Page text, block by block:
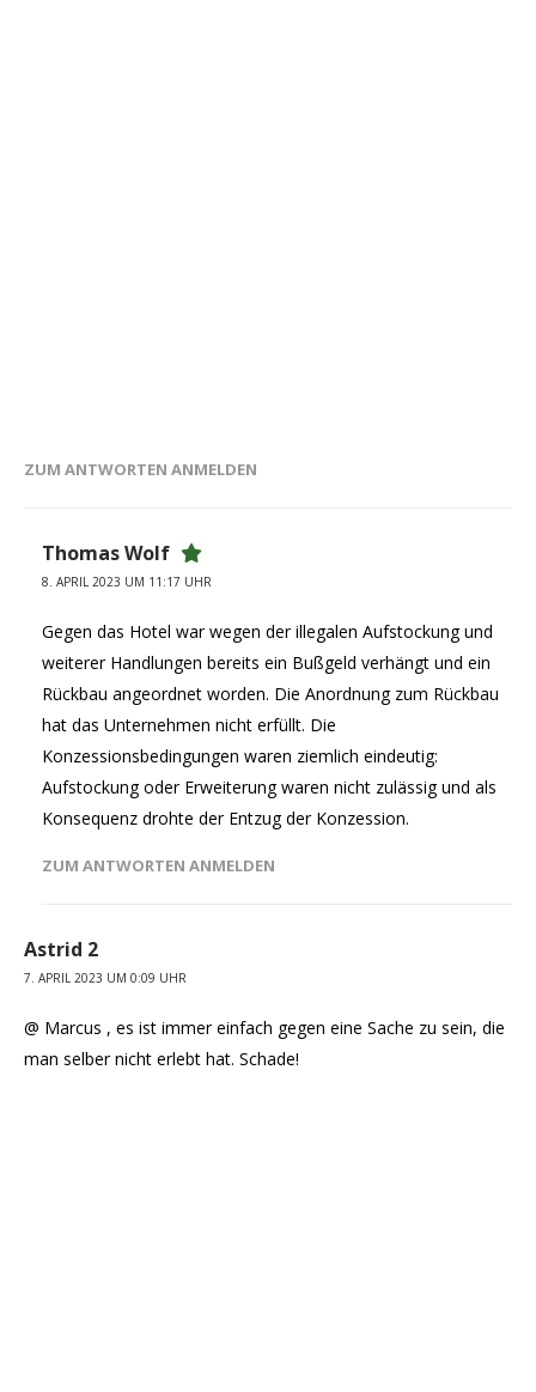
ZUM ANTWORTEN ANMELDEN
Thomas Wolf
8. APRIL 2023 UM 11:17 UHR
Gegen das Hotel war wegen der illegalen Aufstockung und
weiterer Handlungen bereits ein Bußgeld verhängt und ein
Rückbau angeordnet worden. Die Anordnung zum Rückbau
hat das Unternehmen nicht erfüllt. Die
Konzessionsbedingungen waren ziemlich eindeutig:
Aufstockung oder Erweiterung waren nicht zulässig und als
Konsequenz drohte der Entzug der Konzession.
ZUM ANTWORTEN ANMELDEN
Astrid 2
7. APRIL 2023 UM 0:09 UHR
@ Marcus , es ist immer einfach gegen eine Sache zu sein, die
man selber nicht erlebt hat. Schade!